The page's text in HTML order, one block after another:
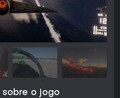
sobre o jogo